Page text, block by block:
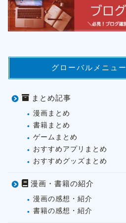
グローバルメニュー
まとめ記事
漫画まとめ
書籍まとめ
ゲームまとめ
おすすめアプリまとめ
おすすめグッズまとめ
漫画・書籍の紹介
漫画の感想・紹介
書籍の感想・紹介